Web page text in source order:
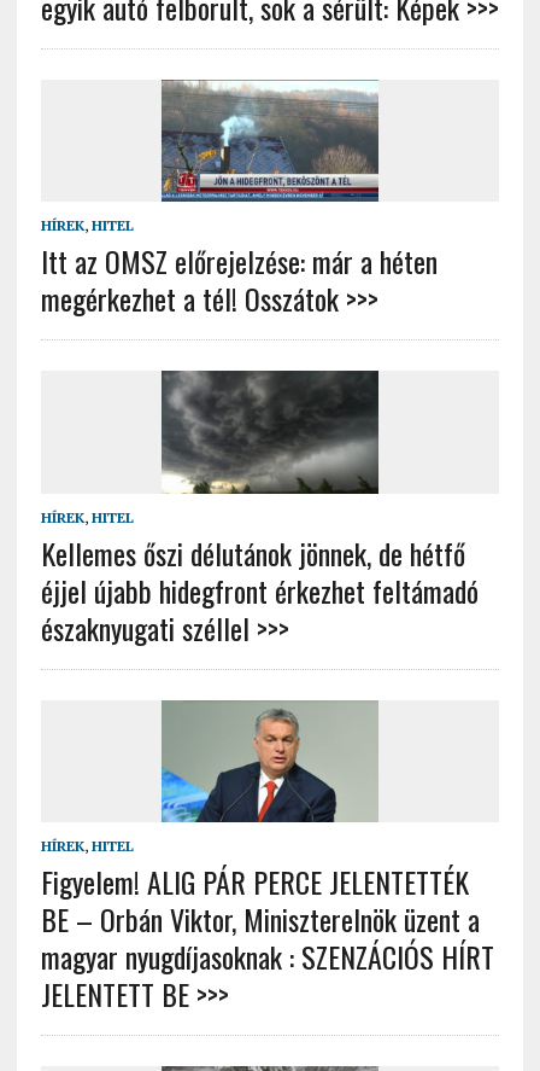
HÍREK, HITEL
Itt az OMSZ előrejelzése: már a héten
megérkezhet a tél! Osszátok >>>
HÍREK, HITEL
Kellemes őszi délutánok jönnek, de hétfő
éjjel újabb hidegfront érkezhet feltámadó
északnyugati széllel >>>
HÍREK, HITEL
Figyelem! ALIG PÁR PERCE JELENTETTÉK
BE – Orbán Viktor, Miniszterelnök üzent a
magyar nyugdíjasoknak : SZENZÁCIÓS HÍRT
JELENTETT BE >>>